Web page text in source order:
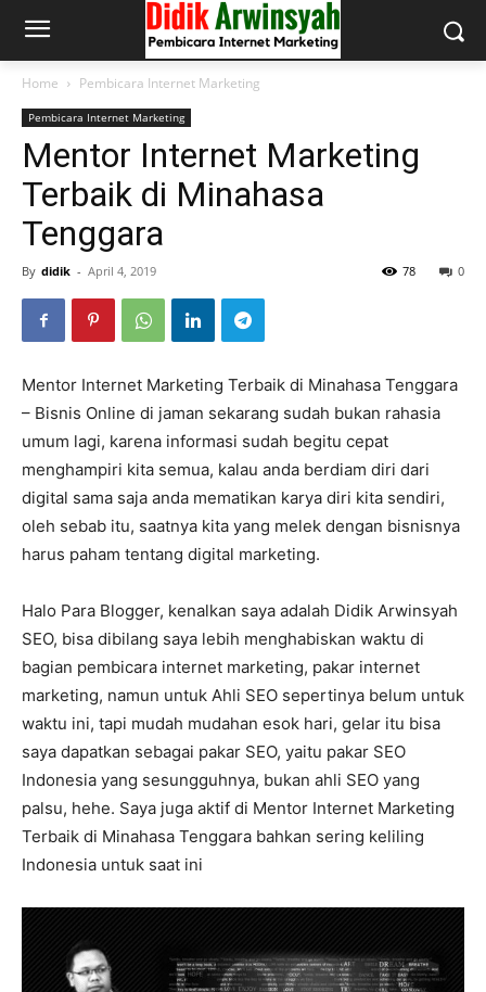
Home Pembicara Internet Marketing
Pembicara Internet Marketing
Mentor Internet Marketing
Terbaik di Minahasa
Tenggara
By didik - April 4, 2019 0
78
Mentor Internet Marketing Terbaik di Minahasa Tenggara
– Bisnis Online di jaman sekarang sudah bukan rahasia
umum lagi, karena informasi sudah begitu cepat
menghampiri kita semua, kalau anda berdiam diri dari
digital sama saja anda mematikan karya diri kita sendiri,
oleh sebab itu, saatnya kita yang melek dengan bisnisnya
harus paham tentang digital marketing.
Halo Para Blogger, kenalkan saya adalah Didik Arwinsyah
SEO, bisa dibilang saya lebih menghabiskan waktu di
bagian pembicara internet marketing, pakar internet
marketing, namun untuk Ahli SEO sepertinya belum untuk
waktu ini, tapi mudah mudahan esok hari, gelar itu bisa
saya dapatkan sebagai pakar SEO, yaitu pakar SEO
Indonesia yang sesungguhnya, bukan ahli SEO yang
palsu, hehe. Saya juga aktif di Mentor Internet Marketing
Terbaik di Minahasa Tenggara bahkan sering keliling
Indonesia untuk saat ini